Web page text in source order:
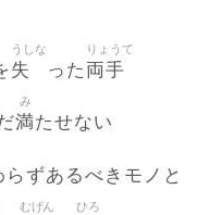
失
うしな
った 両手
りょうて
満
み
たせない
らずあるべきモノと
むげん ひろ